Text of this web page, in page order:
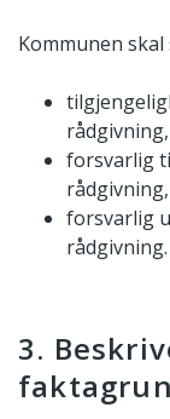
Kommunen
rådgivning,
forsvarlig
forsvarlig
rådgivning.
3.